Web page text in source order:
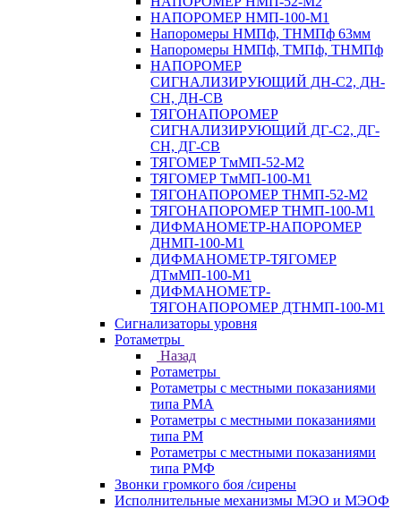
НАПОРОМЕР НМП-100-М1
Напоромеры НМПф, ТНМПф 63мм
Напоромеры НМПф, ТМПф, ТНМПф
НАПОРОМЕР
СИГНАЛИЗИРУЮЩИЙ ДН-С2, ДН-
СН, ДН-СВ
ТЯГОНАПОРОМЕР
СИГНАЛИЗИРУЮЩИЙ ДГ-С2, ДГ-
СН, ДГ-СВ
ТЯГОМЕР ТмМП-52-М2
ТЯГОМЕР ТмМП-100-М1
ТЯГОНАПОРОМЕР ТНМП-52-М2
ТЯГОНАПОРОМЕР ТНМП-100-М1
ДИФМАНОМЕТР-НАПОРОМЕР
ДНМП-100-М1
ДИФМАНОМЕТР-ТЯГОМЕР
ДТмМП-100-М1
ДИФМАНОМЕТР-
ТЯГОНАПОРОМЕР ДТНМП-100-М1
Сигнализаторы уровня
Ротаметры
Назад
Ротаметры
Ротаметры с местными показаниями
типа РМА
Ротаметры с местными показаниями
типа РМ
Ротаметры с местными показаниями
типа РМФ
Звонки громкого боя /сирены
Исполнительные механизмы МЭО и МЭОФ